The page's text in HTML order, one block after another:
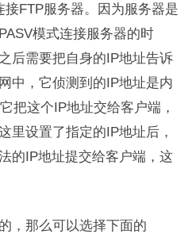
接FTP服务器。因为服务器是
模式连接服务器的时
后需要把自身的IP地址告诉
中，它侦测到的IP地址是内
把这个IP地址交给客户端，
里设置了指定的IP地址后，
的IP地址提交给客户端，这
那么可以选择下面的